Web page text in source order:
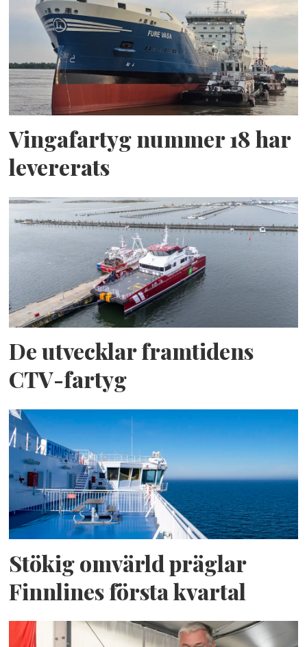
Vingafartyg nummer 18 har
levererats
De utvecklar framtidens
CTV-fartyg
Stökig omvärld präglar
Finnlines första kvartal